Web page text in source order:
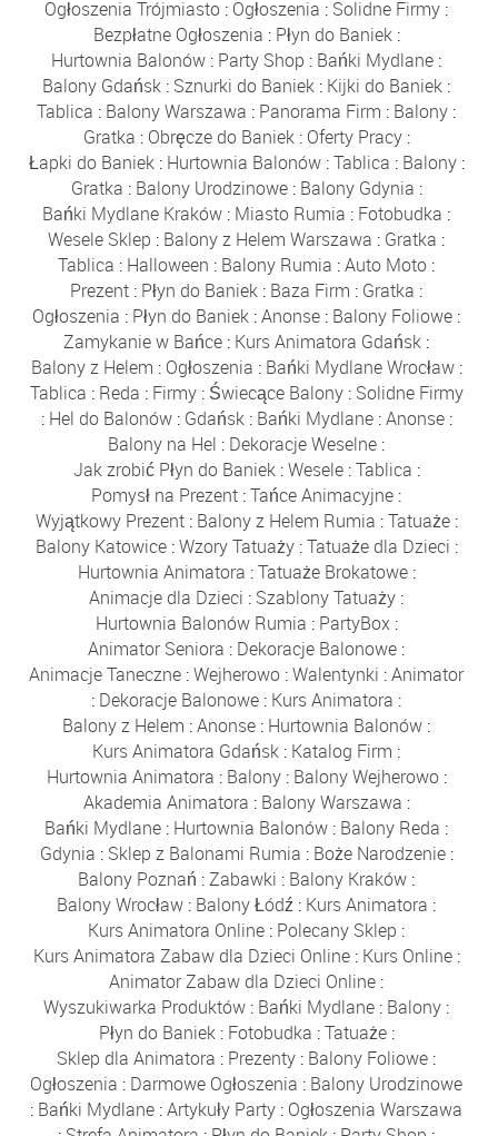
Ogłoszenia Trójmiasto : Ogłoszenia : Solidne Firmy :
Bezpłatne Ogłoszenia : Płyn do Baniek:
Hurtownia Balonów : Party Shop : Bańki Mydlane :
Balony Gdańsk : Sznurki do Baniek : Kijki do Baniek :
Tablica : Balony Warszawa : Panorama Firm : Balony :
Gratka : Obręcze do Baniek: Oferty Pracy:
Łapki do Baniek: Hurtownia Balonów:Tablica : Balony:
Gratka : Balony Urodzinowe: Balony Gdynia :
Bańki Mydlane Kraków : Miasto Rumia : Fotobudka :
Wesele Sklep : Balony z Helem Warszawa : Gratka :
Tablica : Halloween : Balony Rumia :Auto Moto :
Prezent : Płyn do Baniek : Baza Firm : Gratka :
Ogłoszenia : Płyn do Baniek :Anonse : Balony Foliowe :
Zamykanie w Bańce : Kurs Animatora Gdańsk :
Balony z Helem : Ogłoszenia : Bańki Mydlane Wrocław:
Tablica : Reda : Firmy: Świecące Balony: Solidne Firmy
: Hel do Balonów: Gdańsk: Bańki Mydlane:Anonse:
Balony na Hel : Dekoracje Weselne :
Jak zrobić Płyn do Baniek:Wesele:Tablica :
Pomysł na Prezent :Tańce Animacyjne :
Wyjątkowy Prezent: Balony z Helem Rumia :Tatuaże:
Balony Katowice:Wzory Tatuaży:Tatuaże dla Dzieci :
Hurtownia Animatora :Tatuaże Brokatowe:
Animacje dla Dzieci : Szablony Tatuaży :
Hurtownia Balonów Rumia : PartyBox:
Animator Seniora : Dekoracje Balonowe :
Animacje Taneczne :Wejherowo :Walentynki :Animator
: Dekoracje Balonowe : Kurs Animatora :
Balony z Helem :Anonse : Hurtownia Balonów :
Kurs Animatora Gdańsk : Katalog Firm :
Hurtownia Animatora : Balony: Balony Wejherowo:
Akademia Animatora : Balony Warszawa :
Bańki Mydlane : Hurtownia Balonów : Balony Reda :
Gdynia : Sklep z Balonami Rumia : Boże Narodzenie:
Balony Poznań :Zabawki : Balony Kraków :
Balony Wrocław : Balony Łódź : Kurs Animatora :
Kurs Animatora Online : Polecany Sklep :
Kurs Animatora Zabaw dla Dzieci Online: Kurs Online:
Animator Zabaw dla Dzieci Online :
Wyszukiwarka Produktów : Bańki Mydlane : Balony :
Płyn do Baniek: Fotobudka :Tatuaże:
Sklep dla Animatora : Prezenty : Balony Foliowe :
Ogłoszenia : Darmowe Ogłoszenia : Balony Urodzinowe
: Bańki Mydlane :Artykuły Party : Ogłoszenia Warszawa